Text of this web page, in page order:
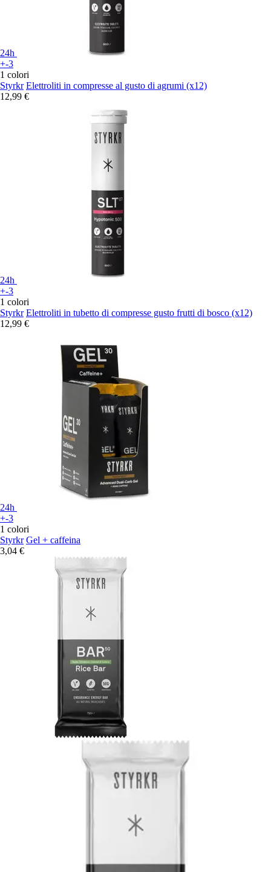
24h
+-3
1 colori
Styrkr Elettroliti in compresse al gusto di agrumi (x12)
12,99 €
24h
+-3
1 colori
Styrkr Elettroliti in tubetto di compresse gusto frutti di bosco (x12)
12,99 €
24h
+-3
1 colori
Styrkr Gel + caffeina
3,04 €